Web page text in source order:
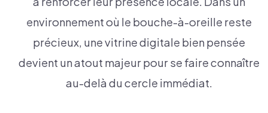
environnement où le bouche-à-oreille reste
précieux, une vitrine digitale bien pensée
devient un atout majeur pour se faire connaître
au-delà du cercle immédiat.